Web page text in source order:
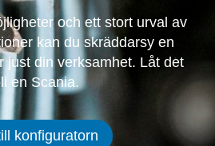
och ett stort urval av
kan du skräddarsy en
just din verksamhet. Låt det
en Scania.
konfiguratorn